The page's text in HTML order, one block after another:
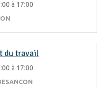
à 17:00
du travail
à 17:00